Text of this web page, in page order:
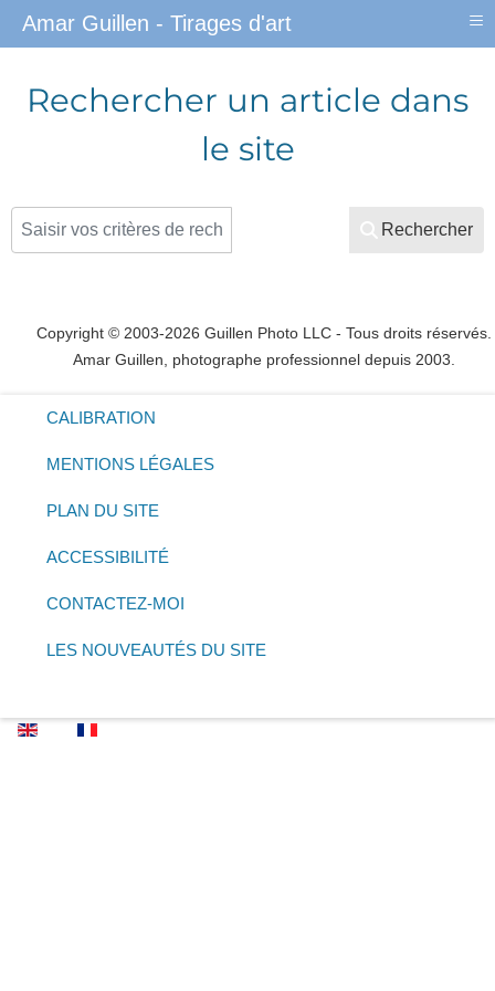
Rechercher un article dans
le site
Rechercher
Rechercher
Copyright © 2003-2026 Guillen Photo LLC - Tous droits réservés.
Amar Guillen, photographe professionnel depuis 2003.
CALIBRATION
MENTIONS LÉGALES
PLAN DU SITE
ACCESSIBILITÉ
CONTACTEZ-MOI
LES NOUVEAUTÉS DU SITE
Sélectionnez votre langue
Amar Guillen - Tirages d'art ≡